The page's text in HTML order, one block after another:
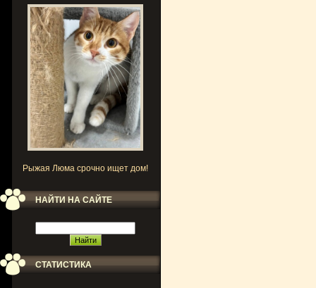
Рыжая Люма срочно ищет дом!
НАЙТИ НА САЙТЕ
СТАТИСТИКА